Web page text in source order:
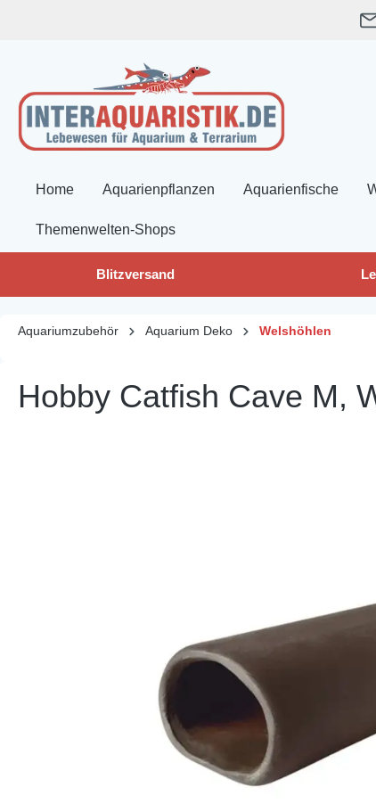
Home Aquarienpflanzen Aquarienfische
Themenwelten-Shops
Blitzversand
Aquariumzubehör Aquarium Deko Welshöhlen
Hobby Catfish Cave M,